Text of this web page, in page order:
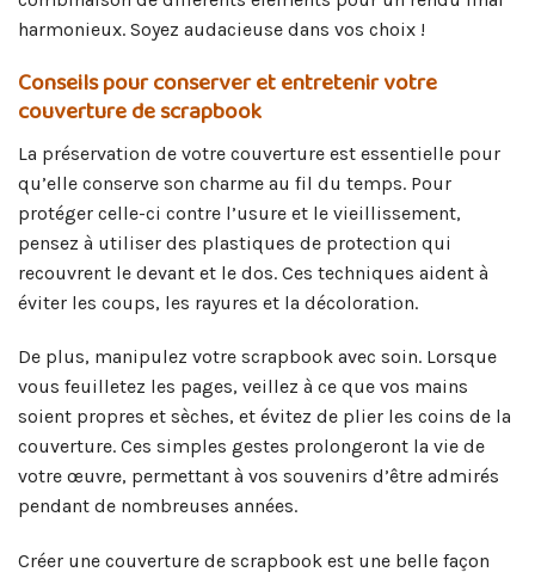
harmonieux. Soyez audacieuse dans vos choix !
Conseils pour conserver et entretenir votre
couverture de scrapbook
La préservation de votre couverture est essentielle pour
qu’elle conserve son charme au fil du temps. Pour
protéger celle-ci contre l’usure et le vieillissement,
pensez à utiliser des plastiques de protection qui
recouvrent le devant et le dos. Ces techniques aident à
éviter les coups, les rayures et la décoloration.
De plus, manipulez votre scrapbook avec soin. Lorsque
vous feuilletez les pages, veillez à ce que vos mains
soient propres et sèches, et évitez de plier les coins de la
couverture. Ces simples gestes prolongeront la vie de
votre œuvre, permettant à vos souvenirs d’être admirés
pendant de nombreuses années.
Créer une couverture de scrapbook est une belle façon